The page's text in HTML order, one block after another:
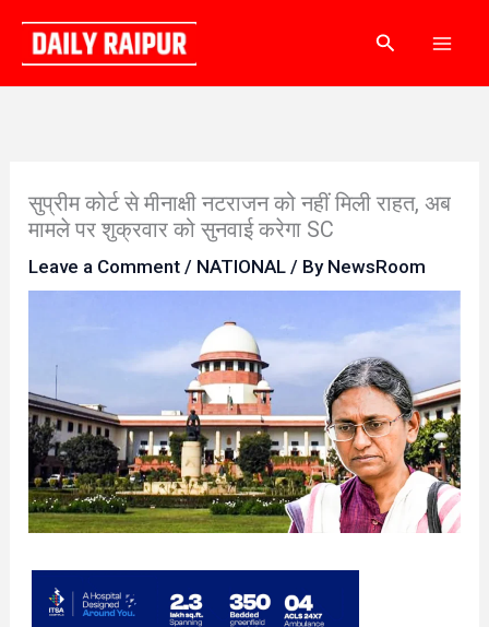
content
Search
सुप्रीम कोर्ट से मीनाक्षी नटराजन को नहीं मिली राहत, अब
मामले पर शुक्रवार को सुनवाई करेगा SC
Leave a Comment / NATIONAL / By NewsRoom